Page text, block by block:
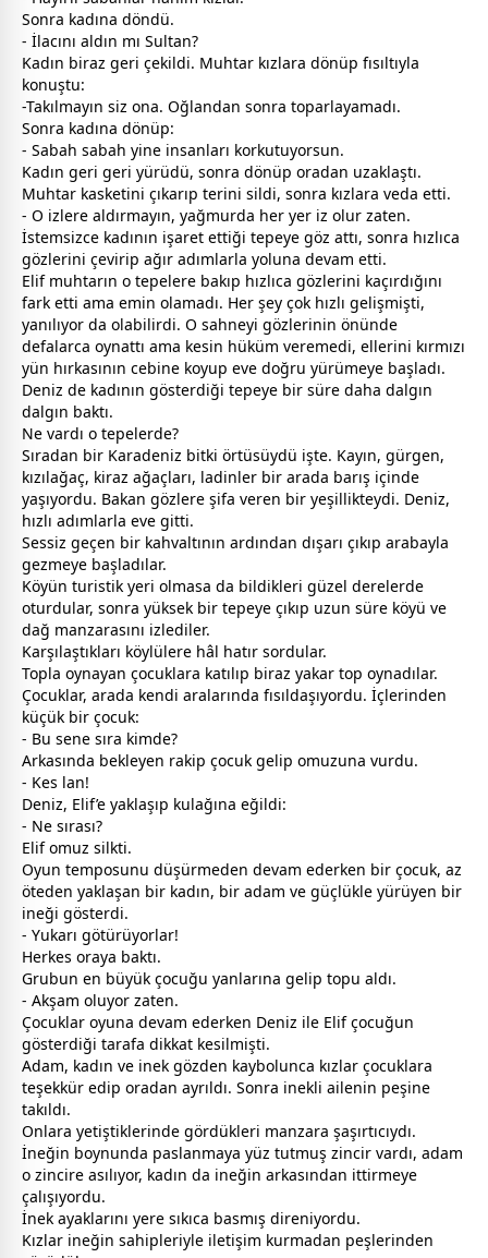
Sonra kadına döndü.
- İlacını aldın mı Sultan?
Kadın biraz geri çekildi. Muhtar kızlara dönüp fısıltıyla
konuştu:
-Takılmayın siz ona. Oğlandan sonra toparlayamadı.
Sonra kadına dönüp:
- Sabah sabah yine insanları korkutuyorsun.
Kadın geri geri yürüdü, sonra dönüp oradan uzaklaştı.
Muhtar kasketini çıkarıp terini sildi, sonra kızlara veda etti.
- O izlere aldırmayın, yağmurda her yer iz olur zaten.
İstemsizce kadının işaret ettiği tepeye göz attı, sonra hızlıca
gözlerini çevirip ağır adımlarla yoluna devam etti.
Elif muhtarın o tepelere bakıp hızlıca gözlerini kaçırdığını
fark etti ama emin olamadı. Her şey çok hızlı gelişmişti,
yanılıyor da olabilirdi. O sahneyi gözlerinin önünde
defalarca oynattı ama kesin hüküm veremedi, ellerini kırmızı
yün hırkasının cebine koyup eve doğru yürümeye başladı.
Deniz de kadının gösterdiği tepeye bir süre daha dalgın
dalgın baktı.
Ne vardı o tepelerde?
Sıradan bir Karadeniz bitki örtüsüydü işte. Kayın, gürgen,
kızılağaç, kiraz ağaçları, ladinler bir arada barış içinde
yaşıyordu. Bakan gözlere şifa veren bir yeşillikteydi. Deniz,
hızlı adımlarla eve gitti.
Sessiz geçen bir kahvaltının ardından dışarı çıkıp arabayla
gezmeye başladılar.
Köyün turistik yeri olmasa da bildikleri güzel derelerde
oturdular, sonra yüksek bir tepeye çıkıp uzun süre köyü ve
dağ manzarasını izlediler.
Karşılaştıkları köylülere hâl hatır sordular.
Topla oynayan çocuklara katılıp biraz yakar top oynadılar.
Çocuklar, arada kendi aralarında fısıldaşıyordu. İçlerinden
küçük bir çocuk:
- Bu sene sıra kimde?
Arkasında bekleyen rakip çocuk gelip omuzuna vurdu.
- Kes lan!
Deniz, Elif’e yaklaşıp kulağına eğildi:
- Ne sırası?
Elif omuz silkti.
Oyun temposunu düşürmeden devam ederken bir çocuk, az
öteden yaklaşan bir kadın, bir adam ve güçlükle yürüyen bir
ineği gösterdi.
- Yukarı götürüyorlar!
Herkes oraya baktı.
Grubun en büyük çocuğu yanlarına gelip topu aldı.
- Akşam oluyor zaten.
Çocuklar oyuna devam ederken Deniz ile Elif çocuğun
gösterdiği tarafa dikkat kesilmişti.
Adam, kadın ve inek gözden kaybolunca kızlar çocuklara
teşekkür edip oradan ayrıldı. Sonra inekli ailenin peşine
takıldı.
Onlara yetiştiklerinde gördükleri manzara şaşırtıcıydı.
İneğin boynunda paslanmaya yüz tutmuş zincir vardı, adam
o zincire asılıyor, kadın da ineğin arkasından ittirmeye
çalışıyordu.
İnek ayaklarını yere sıkıca basmış direniyordu.
Kızlar ineğin sahipleriyle iletişim kurmadan peşlerinden